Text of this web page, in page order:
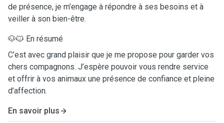
de présence, je m’engage à répondre à ses besoins et à
veiller à son bien-être.
🐶🐱 En résumé
C’est avec grand plaisir que je me propose pour garder vos
chers compagnons. J’espère pouvoir vous rendre service
et offrir à vos animaux une présence de confiance et pleine
d’affection.
En savoir plus